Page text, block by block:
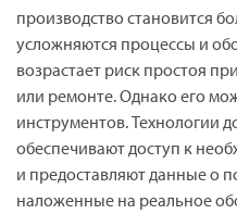
производство становится
усложняются процессы и
возрастает риск простоя
или ремонте. Однако его
инструментов. Технологии
обеспечивают доступ к
и предоставляют данные о
наложенные на реальное